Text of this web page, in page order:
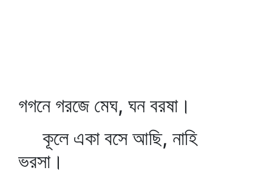
গগনে গরজে মেঘ, ঘন বরষা।
কূলে একা বসে আছি, নাহি
ভরসা।